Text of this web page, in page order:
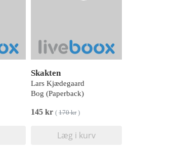
Skakten
Lars Kjædegaard
Bog (Paperback)
145 kr ( 170 kr)
Læg i kurv